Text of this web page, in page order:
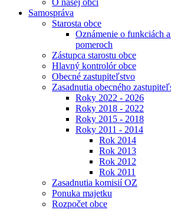
O našej obci
Samospráva
Starosta obce
Oznámenie o funkciách
pomeroch
Zástupca starostu obce
Hlavný kontrolór obce
Obecné zastupiteľstvo
Zasadnutia obecného
Roky 2022 - 2026
Roky 2018 - 2022
Roky 2015 - 2018
Roky 2011 - 2014
Rok 2014
Rok 2013
Rok 2012
Rok 2011
Zasadnutia komisií OZ
Ponuka majetku
Rozpočet obce